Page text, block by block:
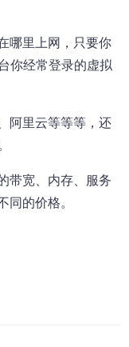
哪里上网，只要你
你经常登录的虚拟
阿里云等等等，还
带宽、内存、服务
同的价格。